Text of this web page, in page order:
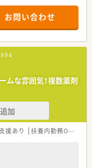
お問い合わせ
ムな雰囲気！複数薬剤
加
援あり 扶養内勤務OK